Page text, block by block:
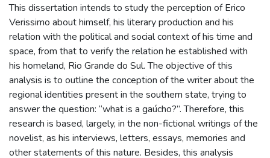
This dissertation intends to study the perception of Erico
Verissimo about himself, his literary production and his
relation with the political and social context of his time and
space, from that to verify the relation he established with
his homeland, Rio Grande do Sul. The objective of this
analysis is to outline the conception of the writer about the
regional identities present in the southern state, trying to
answer the question: “what is a gaúcho?”. Therefore, this
research is based, largely, in the non-fictional writings of the
novelist, as his interviews, letters, essays, memories and
other statements of this nature. Besides, this analysis